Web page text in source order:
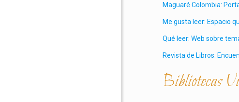
Maguaré Colombia:
Me gusta leer: Espacio
Qué leer: Web sobre
Revista de Libros:
Bibliotecas